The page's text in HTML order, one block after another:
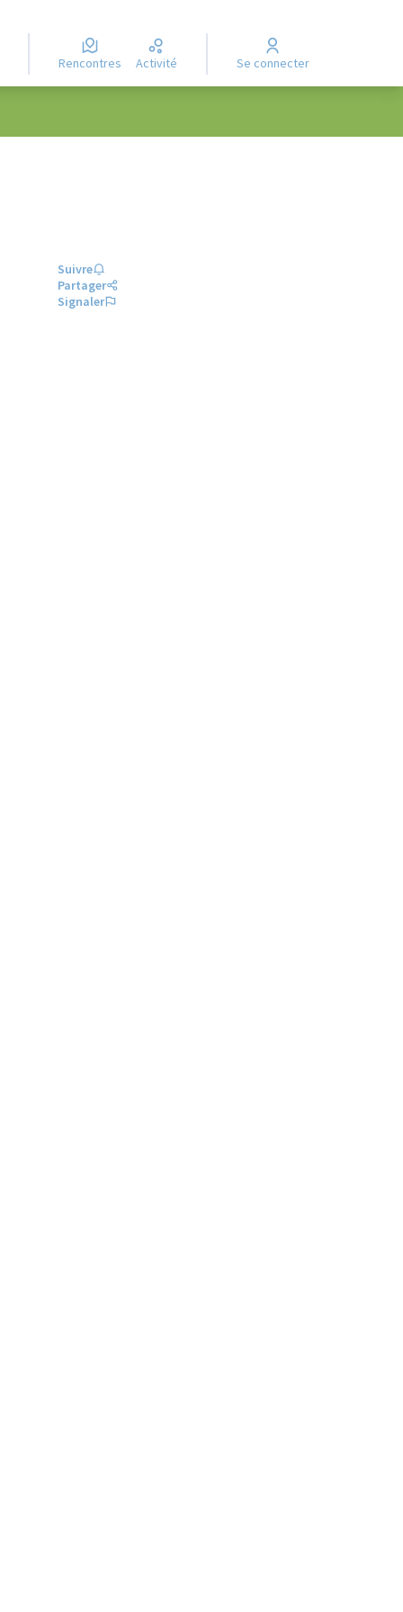
Rencontres Activité Se connecter
Suivre
Partager
Signaler